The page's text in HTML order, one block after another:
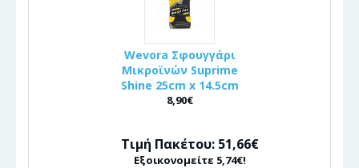
Wevora Σφουγγάρι
Μικροϊνών Suprime
Shine 25cm x 14.5cm
8,90€
Τιμή Πακέτου: 51,66€
Εξοικονομείτε 5,74€!